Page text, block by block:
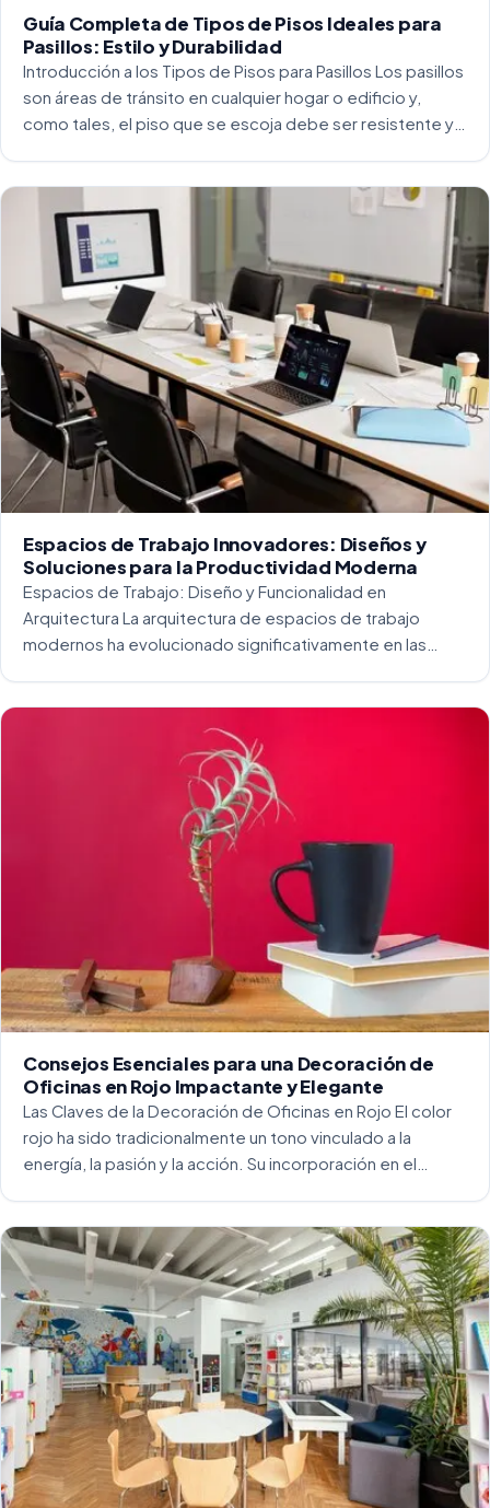
Guía Completa de Tipos de Pisos Ideales para
Pasillos: Estilo y Durabilidad
Introducción a los Tipos de Pisos para Pasillos Los pasillos
son áreas de tránsito en cualquier hogar o edificio y,
como tales, el piso que se escoja debe ser resistente y
Espacios de Trabajo Innovadores: Diseños y
Soluciones para la Productividad Moderna
Espacios de Trabajo: Diseño y Funcionalidad en
Arquitectura La arquitectura de espacios de trabajo
modernos ha evolucionado significativamente en las
Consejos Esenciales para una Decoración de
Oficinas en Rojo Impactante y Elegante
Las Claves de la Decoración de Oficinas en Rojo El color
rojo ha sido tradicionalmente un tono vinculado a la
energía, la pasión y la acción. Su incorporación en el